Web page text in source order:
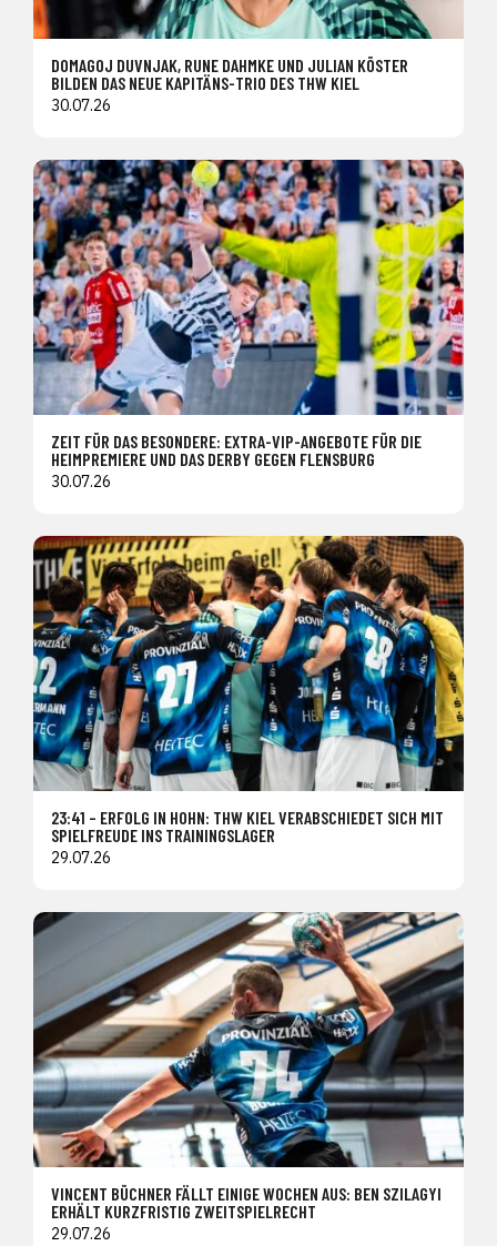
DOMAGOJ DUVNJAK, RUNE DAHMKE UND JULIAN KÖSTER
BILDEN DAS NEUE KAPITÄNS-TRIO DES THW KIEL
30.07.26
ZEIT FÜR DAS BESONDERE: EXTRA-VIP-ANGEBOTE FÜR DIE
HEIMPREMIERE UND DAS DERBY GEGEN FLENSBURG
30.07.26
23:41 – ERFOLG IN HOHN: THW KIEL VERABSCHIEDET SICH MIT
SPIELFREUDE INS TRAININGSLAGER
29.07.26
VINCENT BÜCHNER FÄLLT EINIGE WOCHEN AUS: BEN SZILAGYI
ERHÄLT KURZFRISTIG ZWEITSPIELRECHT
29.07.26